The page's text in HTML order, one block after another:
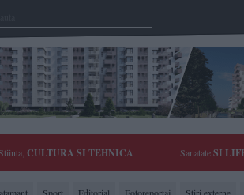
Stiinta, CULTURA SI TEHNICA SanatateSI